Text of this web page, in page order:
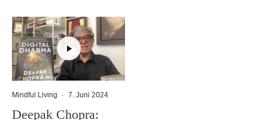
Mindful Living · 7. Juni 2024
Deepak Chopra: